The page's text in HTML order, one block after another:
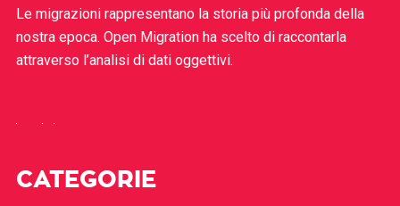
Le migrazioni rappresentano la storia più profonda della
nostra epoca. Open Migration ha scelto di raccontarla
attraverso l’analisi di dati oggettivi.
CATEGORIE